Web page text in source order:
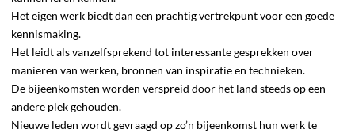
Het eigen werk biedt dan een prachtig vertrekpunt voor een goede
kennismaking.
Het leidt als vanzelfsprekend tot interessante gesprekken over
manieren van werken, bronnen van inspiratie en technieken.
De bijeenkomsten worden verspreid door het land steeds op een
andere plek gehouden.
Nieuwe leden wordt gevraagd op zo’n bijeenkomst hun werk te